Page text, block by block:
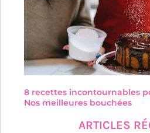
8 recettes incontournables
Nos meilleures bouchées
ARTICLES